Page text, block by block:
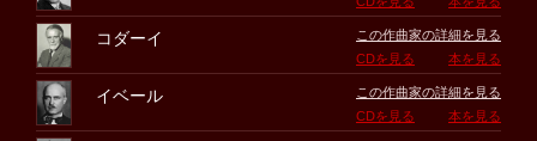
コダーイ
この作曲家の詳細を見る
CDを見る
本を見る
イベール
この作曲家の詳細を見る
CDを見る
本を見る